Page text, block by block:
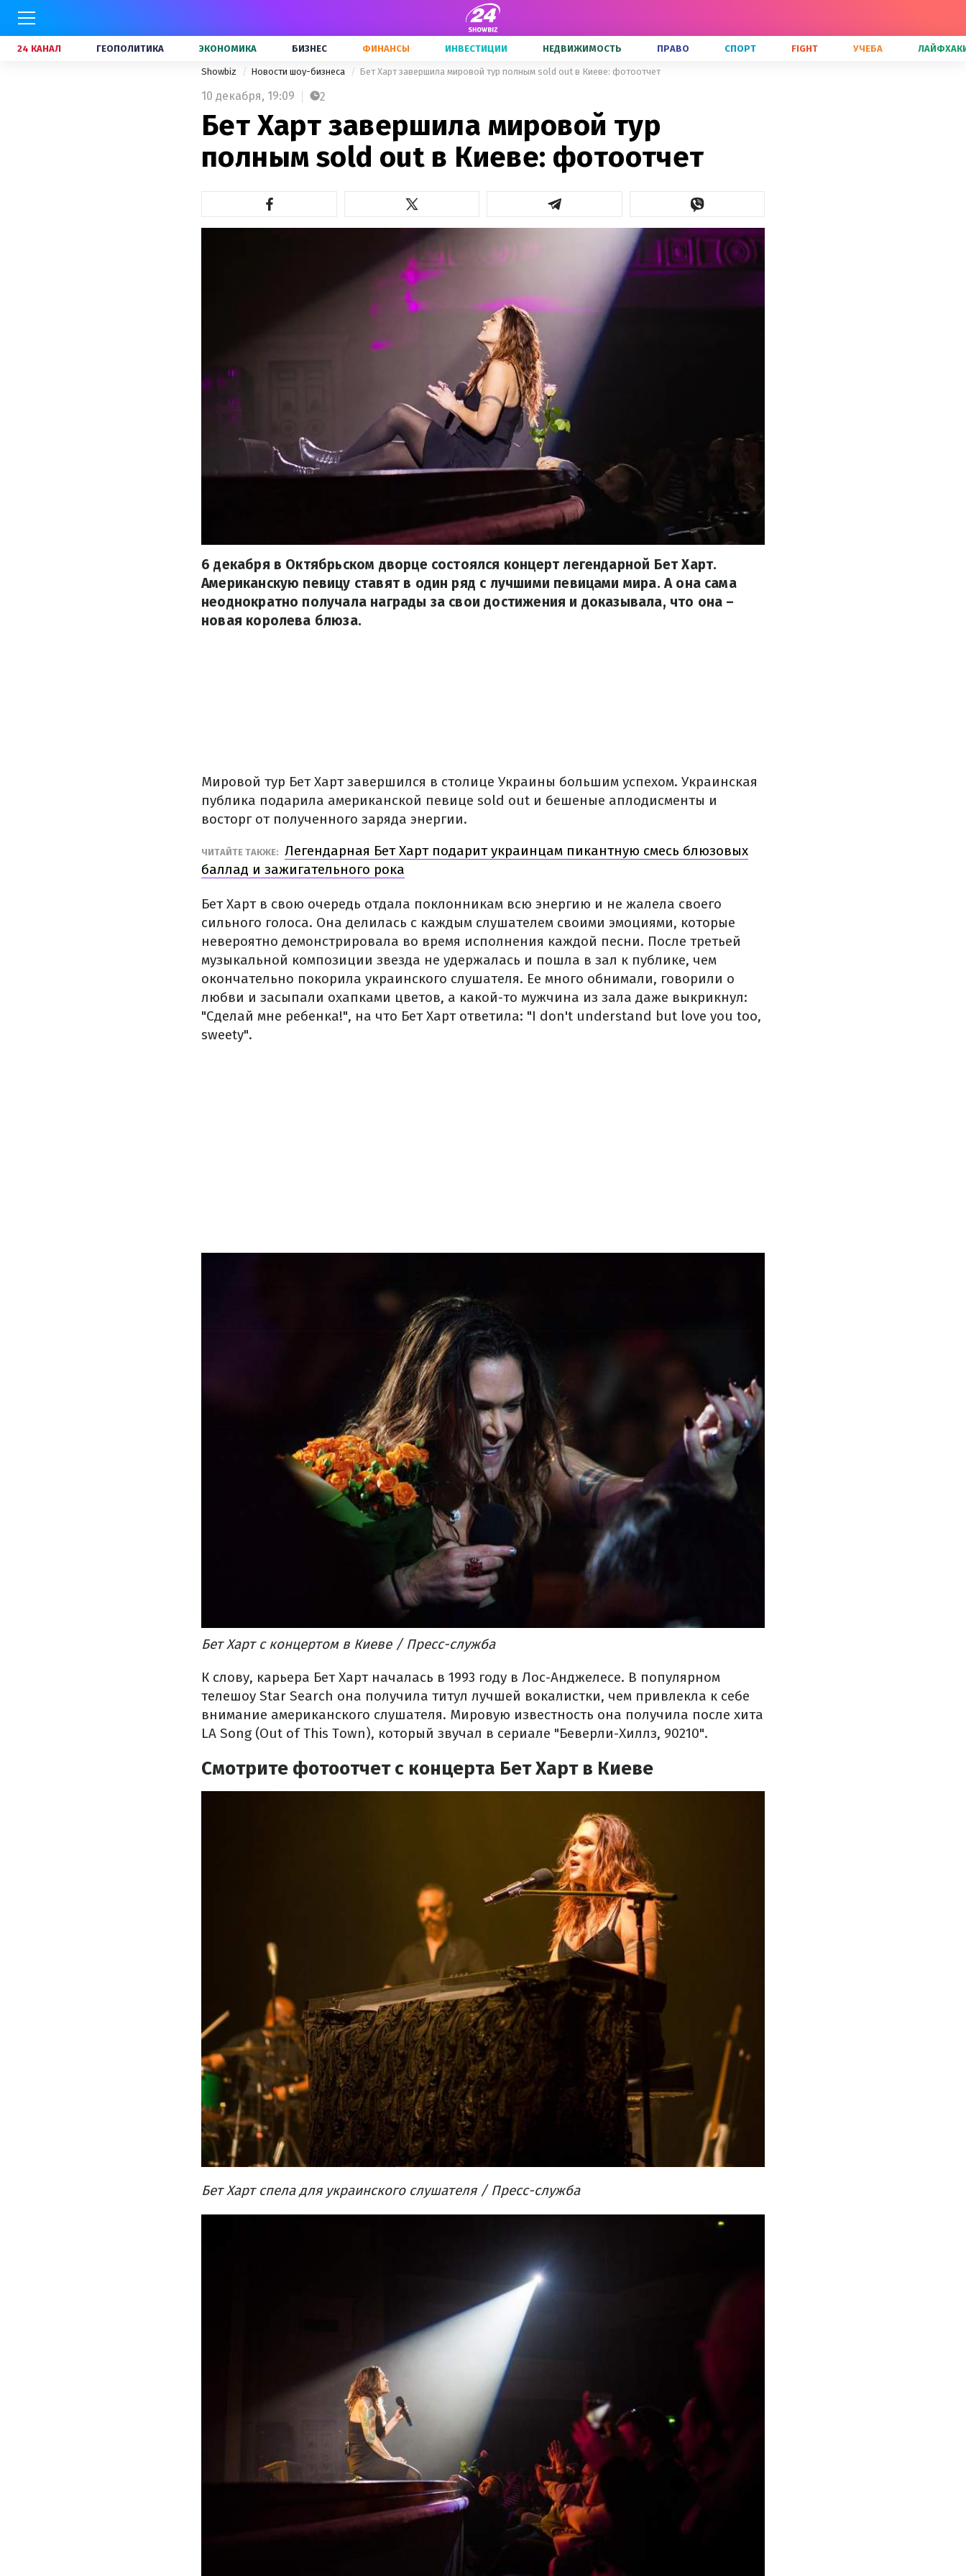
24 КАНАЛ ГЕОПОЛИТИКА ЭКОНОМИКА БИЗНЕС ФИНАНСЫ ИНВЕСТИЦИИ НЕДВИЖИМОСТЬ ПРАВО СПОРТ FIGHT УЧЕБА
Showbiz Новости шоу-бизнеса Бет Харт завершила мировой тур полным sold оut в Киеве: фотоотчет
10 декабря, 19:09 2
Бет Харт завершила мировой тур
полным sold оut в Киеве: фотоотчет
6 декабря в Октябрьском дворце состоялся концерт легендарной Бет Харт.
Американскую певицу ставят в один ряд с лучшими певицами мира. А она сама
неоднократно получала награды за свои достижения и доказывала, что она –
новая королева блюза.
Мировой тур Бет Харт завершился в столице Украины большим успехом. Украинская
публика подарила американской певице sold out и бешеные аплодисменты и
восторг от полученного заряда энергии.
ЧИТАЙТЕ ТАКЖЕ: Легендарная Бет Харт подарит украинцам пикантную смесь блюзовых
баллад и зажигательного рока
Бет Харт в свою очередь отдала поклонникам всю энергию и не жалела своего
сильного голоса. Она делилась с каждым слушателем своими эмоциями, которые
невероятно демонстрировала во время исполнения каждой песни. После третьей
музыкальной композиции звезда не удержалась и пошла в зал к публике, чем
окончательно покорила украинского слушателя. Ее много обнимали, говорили о
любви и засыпали охапками цветов, а какой-то мужчина из зала даже выкрикнул:
"Сделай мне ребенка!", на что Бет Харт ответила: "I don't understand but love you too,
sweety".
Бет Харт с концертом в Киеве / Пресс-служба
К слову, карьера Бет Харт началась в 1993 году в Лос-Анджелесе. В популярном
телешоу Star Search она получила титул лучшей вокалистки, чем привлекла к себе
внимание американского слушателя. Мировую известность она получила после хита
LA Song (Out of This Town), который звучал в сериале "Беверли-Хиллз, 90210".
Смотрите фотоотчет с концерта Бет Харт в Киеве
Бет Харт спела для украинского слушателя / Пресс-служба​